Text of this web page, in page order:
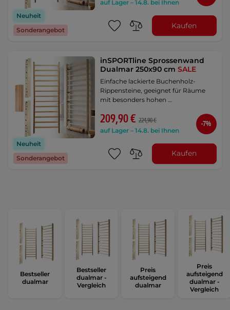
Neuheit
Sonderangebot
auf Lager – 14.8. bei Ihnen
Kaufen
Neuheit
Sonderangebot
inSPORTline Sprossenwand
Dualmar 250x90 cmSALE
Einfache lackierte Buchenholz-
Rippensteine, geeignet für Räume
mit besonders hohen …
209,90 € 224,90 €
auf Lager – 14.8. bei Ihnen
-7%
Kaufen
Bestseller
dualmar
Bestseller
dualmar -
Vergleich
Preis
aufsteigend
dualmar
Preis
aufsteigend
dualmar -
Vergleich